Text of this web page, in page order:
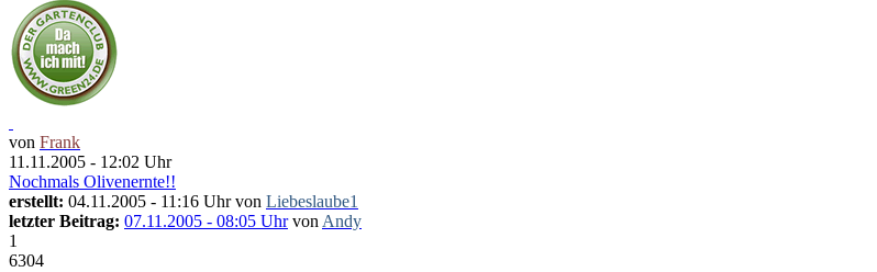
von Frank
11.11.2005 - 12:02 Uhr
Nochmals Olivenernte!!
erstellt: 04.11.2005 - 11:16 Uhr von Liebeslaube1
letzter Beitrag: 07.11.2005 - 08:05 Uhrvon Andy
1
6304